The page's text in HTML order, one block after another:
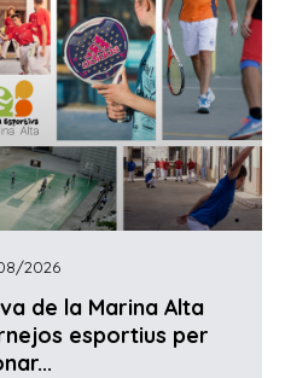
2026
de la Marina Alta
esportius per